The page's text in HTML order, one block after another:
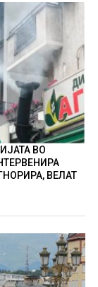
ВО
ВЕЛАТ